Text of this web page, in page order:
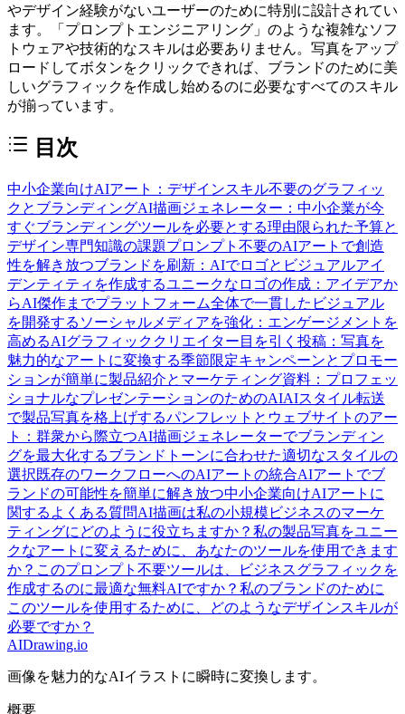
やデザイン経験がないユーザーのために特別に設計されてい
ます。「プロンプトエンジニアリング」のような複雑なソフ
トウェアや技術的なスキルは必要ありません。写真をアップ
ロードしてボタンをクリックできれば、ブランドのために美
しいグラフィックを作成し始めるのに必要なすべてのスキル
が揃っています。
目次
中小企業向けAIアート：デザインスキル不要のグラフィッ
クとブランディングAI描画ジェネレーター：中小企業が今
すぐブランディングツールを必要とする理由限られた予算と
デザイン専門知識の課題プロンプト不要のAIアートで創造
性を解き放つブランドを刷新：AIでロゴとビジュアルアイ
デンティティを作成するユニークなロゴの作成：アイデアか
らAI傑作までプラットフォーム全体で一貫したビジュアル
を開発する ソーシャルメディアを強化：エンゲージメントを
高めるAIグラフィッククリエイター 目を引く投稿：写真を
魅力的なアートに変換する季節限定キャンペーンとプロモー
ションが簡単に製品紹介とマーケティング資料：プロフェッ
ショナルなプレゼンテーションのためのAIAIスタイル転送
で製品写真を格上げするパンフレットとウェブサイトのアー
ト：群衆から際立つAI描画ジェネレーターでブランディン
グを最大化するブランドトーンに合わせた適切なスタイルの
選択既存のワークフローへのAIアートの統合AIアートでブ
ランドの可能性を簡単に解き放つ中小企業向けAIアートに
関するよくある質問AI描画は私の小規模ビジネスのマーケ
ティングにどのように役立ちますか？ 私の製品写真をユニー
クなアートに変えるために、あなたのツールを使用できます
か？ このプロンプト不要ツールは、ビジネスグラフィックを
作成するのに最適な無料AIですか？ 私のブランドのために
このツールを使用するために、どのようなデザインスキルが
必要ですか？
AIDrawing.io
画像を魅力的なAIイラストに瞬時に変換します。
概要